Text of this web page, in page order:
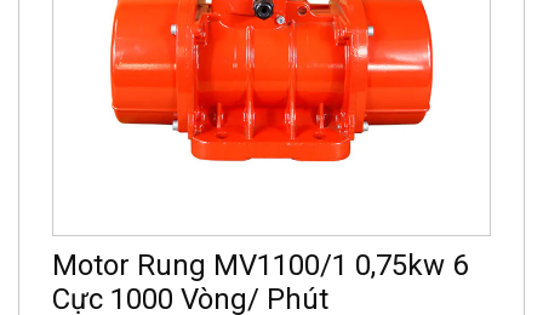
Motor Rung MV1100/1 0,75kw 6
Cực 1000 Vòng/ Phút